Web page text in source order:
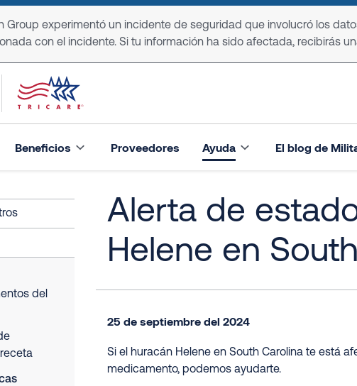
Group experimentó un incidente de seguridad que involucró los
con el incidente. Si tu información ha sido afectada, recibirás
Beneficios Proveedores Ayuda El blog de
del
Alerta de
Helene en
25 de septiembre del 2024
Si el huracán Helene en South Carolina te está
medicamento, podemos ayudarte.